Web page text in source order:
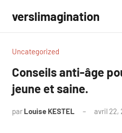
contenu
verslimagination
Uncategorized
Conseils anti-âge
jeune et saine.
par Louise KESTEL avril 22,